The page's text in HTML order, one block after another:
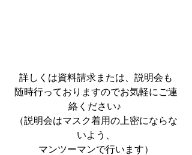
詳しくは資料請求または、説明会も
随時行っておりますのでお気軽にご連
絡ください♪
（説明会はマスク着用の上密にならな
いよう、
マンツーマンで行います）